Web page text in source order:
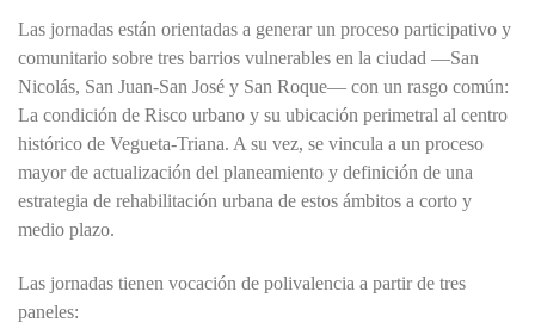
Las jornadas están orientadas a generar un proceso participativo y
comunitario sobre tres barrios vulnerables en la ciudad —San
Nicolás, San Juan-San José y San Roque— con un rasgo común:
La condición de Risco urbano y su ubicación perimetral al centro
histórico de Vegueta-Triana. A su vez, se vincula a un proceso
mayor de actualización del planeamiento y definición de una
estrategia de rehabilitación urbana de estos ámbitos a corto y
medio plazo.
Las jornadas tienen vocación de polivalencia a partir de tres
paneles: